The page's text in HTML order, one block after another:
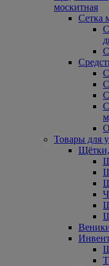
москитная
Сетка
Товары для
Щётки,